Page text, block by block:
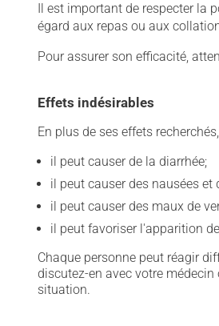
Il est important de respecter la
égard aux repas ou aux
Pour assurer son efficacité,
Effets indésirables
En plus de ses effets
il peut causer de la diarrhée;
il peut causer des nausées et
il peut causer des maux de
il peut favoriser l'apparition
Chaque personne peut réagir
discutez-en avec votre
situation.